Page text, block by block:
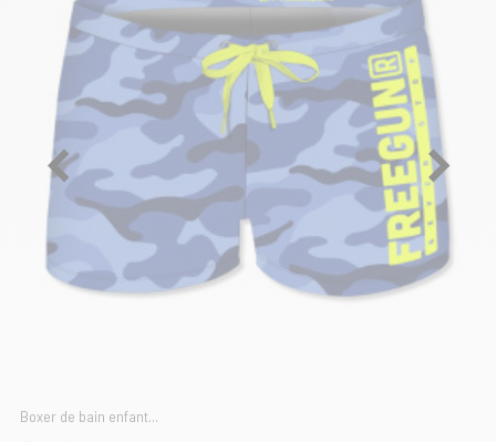
Boxer de bain enfant...